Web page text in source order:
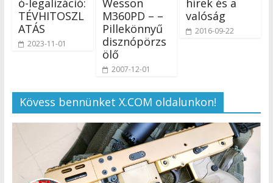
ó-legalizáció:
TÉVHITOSZL
ATÁS
2023-11-01
Wesson
M360PD – –
Pillekönnyű
disznópörzs
ölő
2007-12-01
hírek és a
valóság
2016-09-22
Kövess bennünket X.COM oldalunkon!